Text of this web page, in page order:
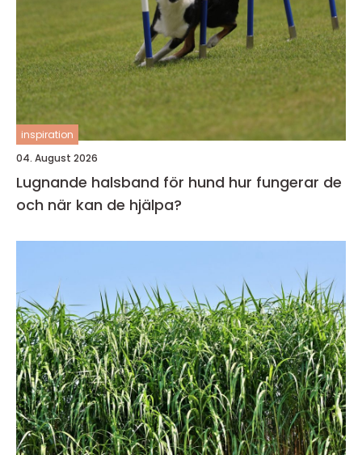
inspiration
04. August 2026
Lugnande halsband för hund hur fungerar de
och när kan de hjälpa?